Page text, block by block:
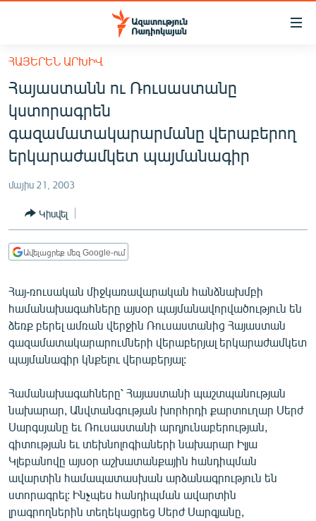
Մատչելիության
հիմնական
բովանդակությանը
Անցնել
հիմնական
մենյուին
Որոնում
ՀԱՅԱՍՏԱՆ
ՔԱՂԱՔԱԿԱՆ
ԸՆՏՐՈՒԹՅՈՒՆՆԵՐ 2026
ՏՆՏԵՍՈՒԹՅՈՒՆ
ՂԱՐԱԲԱՂ
ՏԱՐԱԾԱՇՐՋԱՆ
ՄԻՋԱԶԳԱՅԻՆ
ՄՇԱԿՈՒՅԹ
ՄԵԿՆԱԲԱՆՈՒԹՅՈՒՆ
ՏՏ ԵՒ ԻՆՏԵՐՆԵՏ
ԿՈՐՈՆԱՎԻՐՈՒՍ
ԱՐԽԻՎ
ՏԵՍԱՆՅՈՒԹԵՐ
ՀԱՅԵՐԵՆ ԱՐԽԻՎ
Հայաստանն ու Ռուսաստանը
կստորագրեն
գազամատակարարմանը վերաբերող
երկարաժամկետ պայմանագիր
մայիս 21, 2003
Կիսվել
Ավելացրեք մեզ Google-ում
Հայ-ռուսական միջկառավարական հանձնախմբի
համանախագահները այսօր պայմանավորվածություն են
ձեռք բերել ամռան վերջին Ռուսաստանից Հայաստան
գազամատակարարումների վերաբերյալ երկարաժամկետ
պայմանագիր կնքելու վերաբերյալ:
Համանախագահները՝ Հայաստանի պաշտպանության
նախարար, Անվտանգության խորհրդի քարտուղար Սերժ
Սարգսյանը եւ Ռուսաստանի արդյունաբերության,
գիտության եւ տեխնոլոգիաների նախարար Իլյա
Կլեբանովը այսօր աշխատանքային հանդիպման
ավարտին համապատասխան արձանագրություն են
ստորագրել: Ինչպես հանդիպման ավարտին
լրագրողներին տեղեկացրեց Սերժ Սարգյանը,